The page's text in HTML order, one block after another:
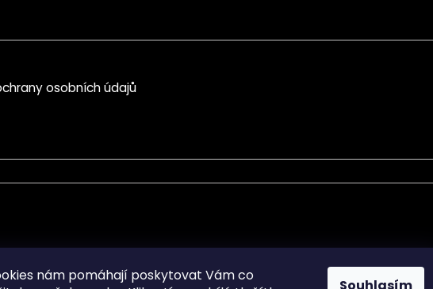
nám pomáhají poskytovat Vám co
osobních údajů